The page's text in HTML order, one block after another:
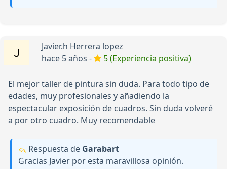
Javier.h Herrera lopez
hace 5 años -
5 (Experiencia positiva)
El mejor taller de pintura sin duda. Para todo tipo de
edades, muy profesionales y añadiendo la
espectacular exposición de cuadros. Sin duda volveré
a por otro cuadro. Muy recomendable
Respuesta de Garabart
Gracias Javier por esta maravillosa opinión.